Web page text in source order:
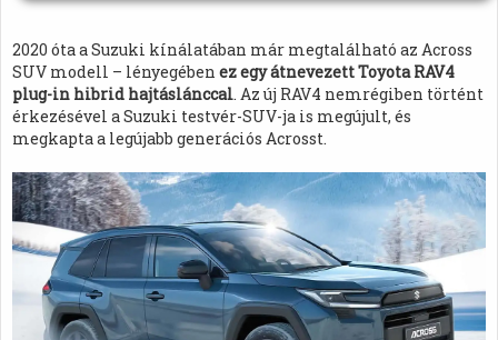
2020 óta a Suzuki kínálatában már megtalálható az Across
SUV modell – lényegében ez egy átnevezett Toyota RAV4
plug-in hibrid hajtáslánccal. Az új RAV4 nemrégiben történt
érkezésével a Suzuki testvér-SUV-ja is megújult, és
megkapta a legújabb generációs Acrosst.